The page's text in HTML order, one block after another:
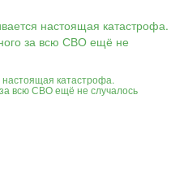
катастрофа.
всю СВО ещё не случалось